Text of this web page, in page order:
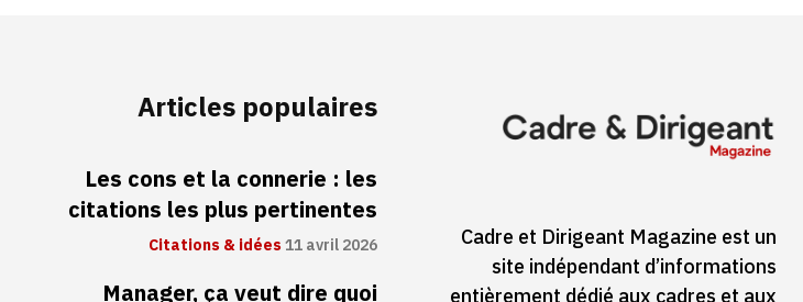
Articles populaires
Les cons et la connerie : les
citations les plus pertinentes
Citations & idées11 avril 2026
Manager, ça veut dire quoi
Cadre et Dirigeant Magazine est un
site indépendant d’informations
entièrement dédié aux cadres et aux